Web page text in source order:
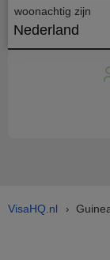
woonachtig zijn
Nederland
VisaHQ.nl ›